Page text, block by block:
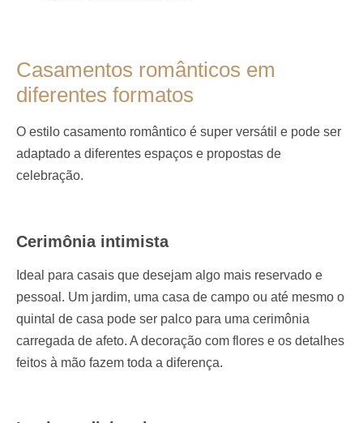
Casamentos românticos em
diferentes formatos
O estilo casamento romântico é super versátil e pode ser
adaptado a diferentes espaços e propostas de
celebração.
Cerimônia intimista
Ideal para casais que desejam algo mais reservado e
pessoal. Um jardim, uma casa de campo ou até mesmo o
quintal de casa pode ser palco para uma cerimônia
carregada de afeto. A decoração com flores e os detalhes
feitos à mão fazem toda a diferença.